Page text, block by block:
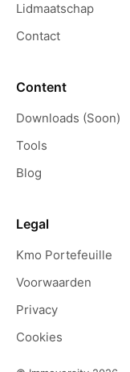
Lidmaatschap
Contact
Content
Downloads (Soon)
Tools
Blog
Legal
Kmo Portefeuille
Voorwaarden
Privacy
Cookies